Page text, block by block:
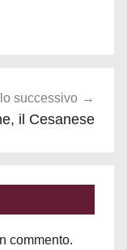
successivo
il Cesanese
commento.